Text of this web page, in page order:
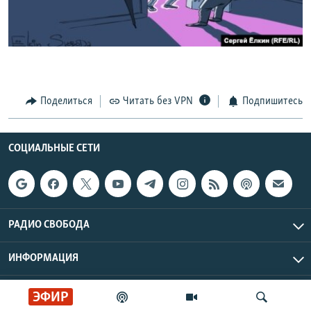
РАСПИСАНИЕ ВЕЩАНИЯ
ПОДПИШИТЕСЬ НА РАССЫЛКУ
Все сайты РСЕ/РС
ЭФИР
Поделиться Читать без VPN Подпишитесь
СОЦИАЛЬНЫЕ СЕТИ
РАДИО СВОБОДА
ИНФОРМАЦИЯ
Радио Свобода © 2026 RFE/RL, Inc. | Все права защищены.